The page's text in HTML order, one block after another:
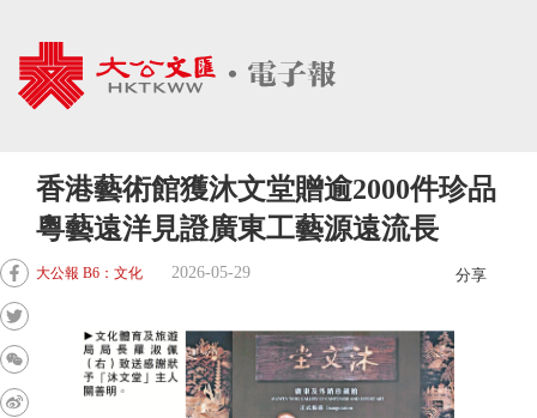
香港藝術館獲沐文堂贈逾2000件珍品
粵藝遠洋見證廣東工藝源遠流長
大公報 B6：文化 2026-05-29 分享